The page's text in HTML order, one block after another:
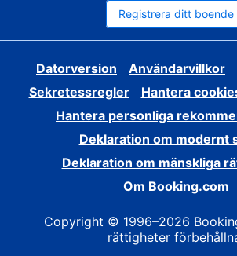
Registrera ditt boende
Datorversion Användarvillkor
Sekretessregler
Hantera
Hantera personliga
Deklaration om modernt
Deklaration om mänskliga
Om Booking.com
Copyright © 1996–2026
rättigheter